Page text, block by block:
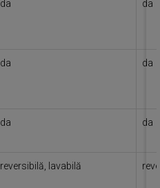
da da
da da
da da
reversibilă, lavabilă